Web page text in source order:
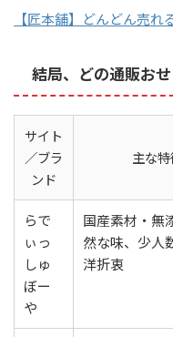
【匠本舗】どんどん売れ
結局、どの通販お
サイト
／ブラ
ンド
主な
らで
ぃっ
しゅ
ぼー
や
国産素材・無
然な味、少人
洋折衷